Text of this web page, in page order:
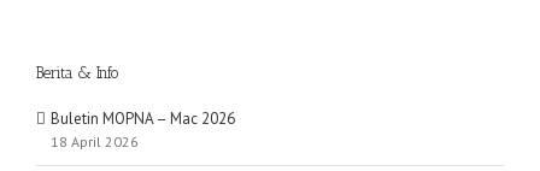
Berita & Info
Buletin MOPNA – Mac 2026
18 April 2026